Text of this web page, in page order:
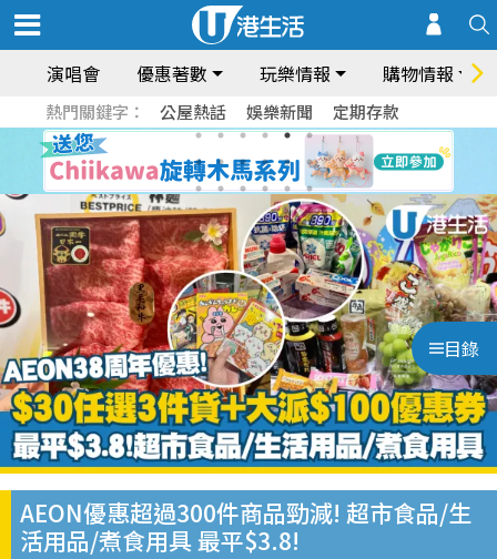
演唱會 優惠著數 玩樂情報 購物情報
熱門關鍵字： 公屋熱話 娛樂新聞 定期存款
目錄
AEON優惠超過300件商品勁減! 超市食品/生
活用品/煮食用具 最平$3.8!